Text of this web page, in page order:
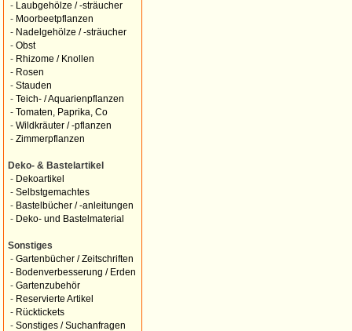
-
Laubgehölze / -sträucher
- Moorbeetpflanzen
- Nadelgehölze / -sträucher
- Obst
- Rhizome / Knollen
- Rosen
- Stauden
- Teich- / Aquarienpflanzen
- Tomaten, Paprika, Co
- Wildkräuter / -pflanzen
- Zimmerpflanzen
Deko- & Bastelartikel
- Dekoartikel
- Selbstgemachtes
- Bastelbücher / -anleitungen
- Deko- und Bastelmaterial
Sonstiges
- Gartenbücher / Zeitschriften
- Bodenverbesserung / Erden
- Gartenzubehör
- Reservierte Artikel
- Rücktickets
- Sonstiges / Suchanfragen